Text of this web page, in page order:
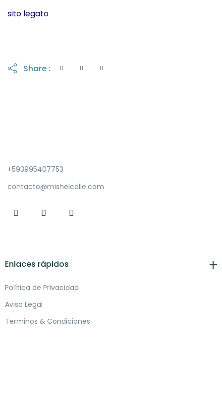
sito legato
Share :
+593995407753
contacto@mishelcalle.com
Enlaces rápidos
Política de Privacidad
Aviso Legal
Terminos & Condiciones